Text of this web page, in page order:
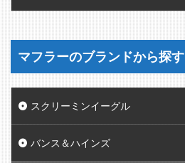
マフラーのブランドから探す
スクリーミンイーグル
バンス＆ハインズ